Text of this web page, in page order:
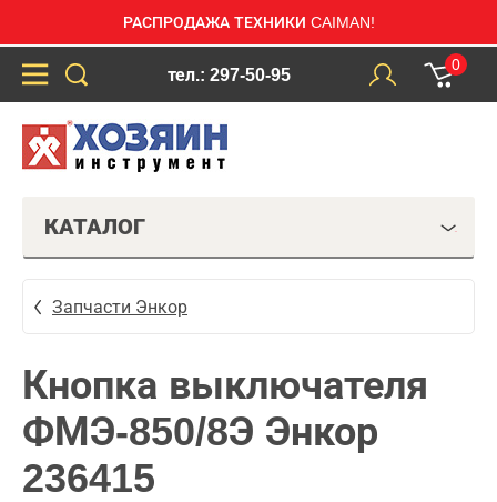
РАСПРОДАЖА ТЕХНИКИ CAIMAN!
тел.: 297-50-95
0
КАТАЛОГ
Запчасти Энкор
Кнопка выключателя
ФМЭ-850/8Э Энкор
236415